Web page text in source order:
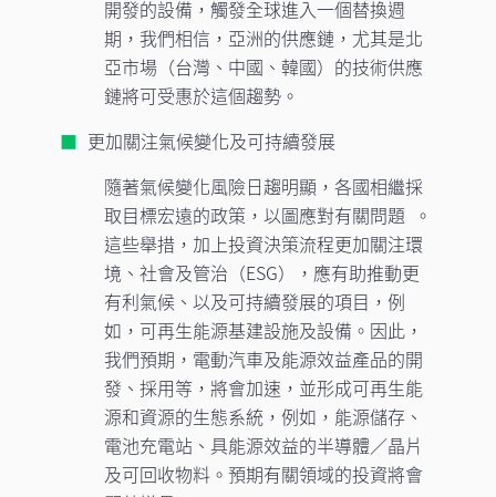
開發的設備，觸發全球進入一個替換週
期，我們相信，亞洲的供應鏈，尤其是北
亞市場（台灣、中國、韓國）的技術供應
鏈將可受惠於這個趨勢。
更加關注氣候變化及可持續發展
隨著氣候變化風險日趨明顯，各國相繼採
取目標宏遠的政策，以圖應對有關問題 。
這些舉措，加上投資決策流程更加關注環
境、社會及管治（ESG），應有助推動更
有利氣候、以及可持續發展的項目，例
如，可再生能源基建設施及設備。因此，
我們預期，電動汽車及能源效益產品的開
發、採用等，將會加速，並形成可再生能
源和資源的生態系統，例如，能源儲存、
電池充電站、具能源效益的半導體／晶片
及可回收物料。預期有關領域的投資將會